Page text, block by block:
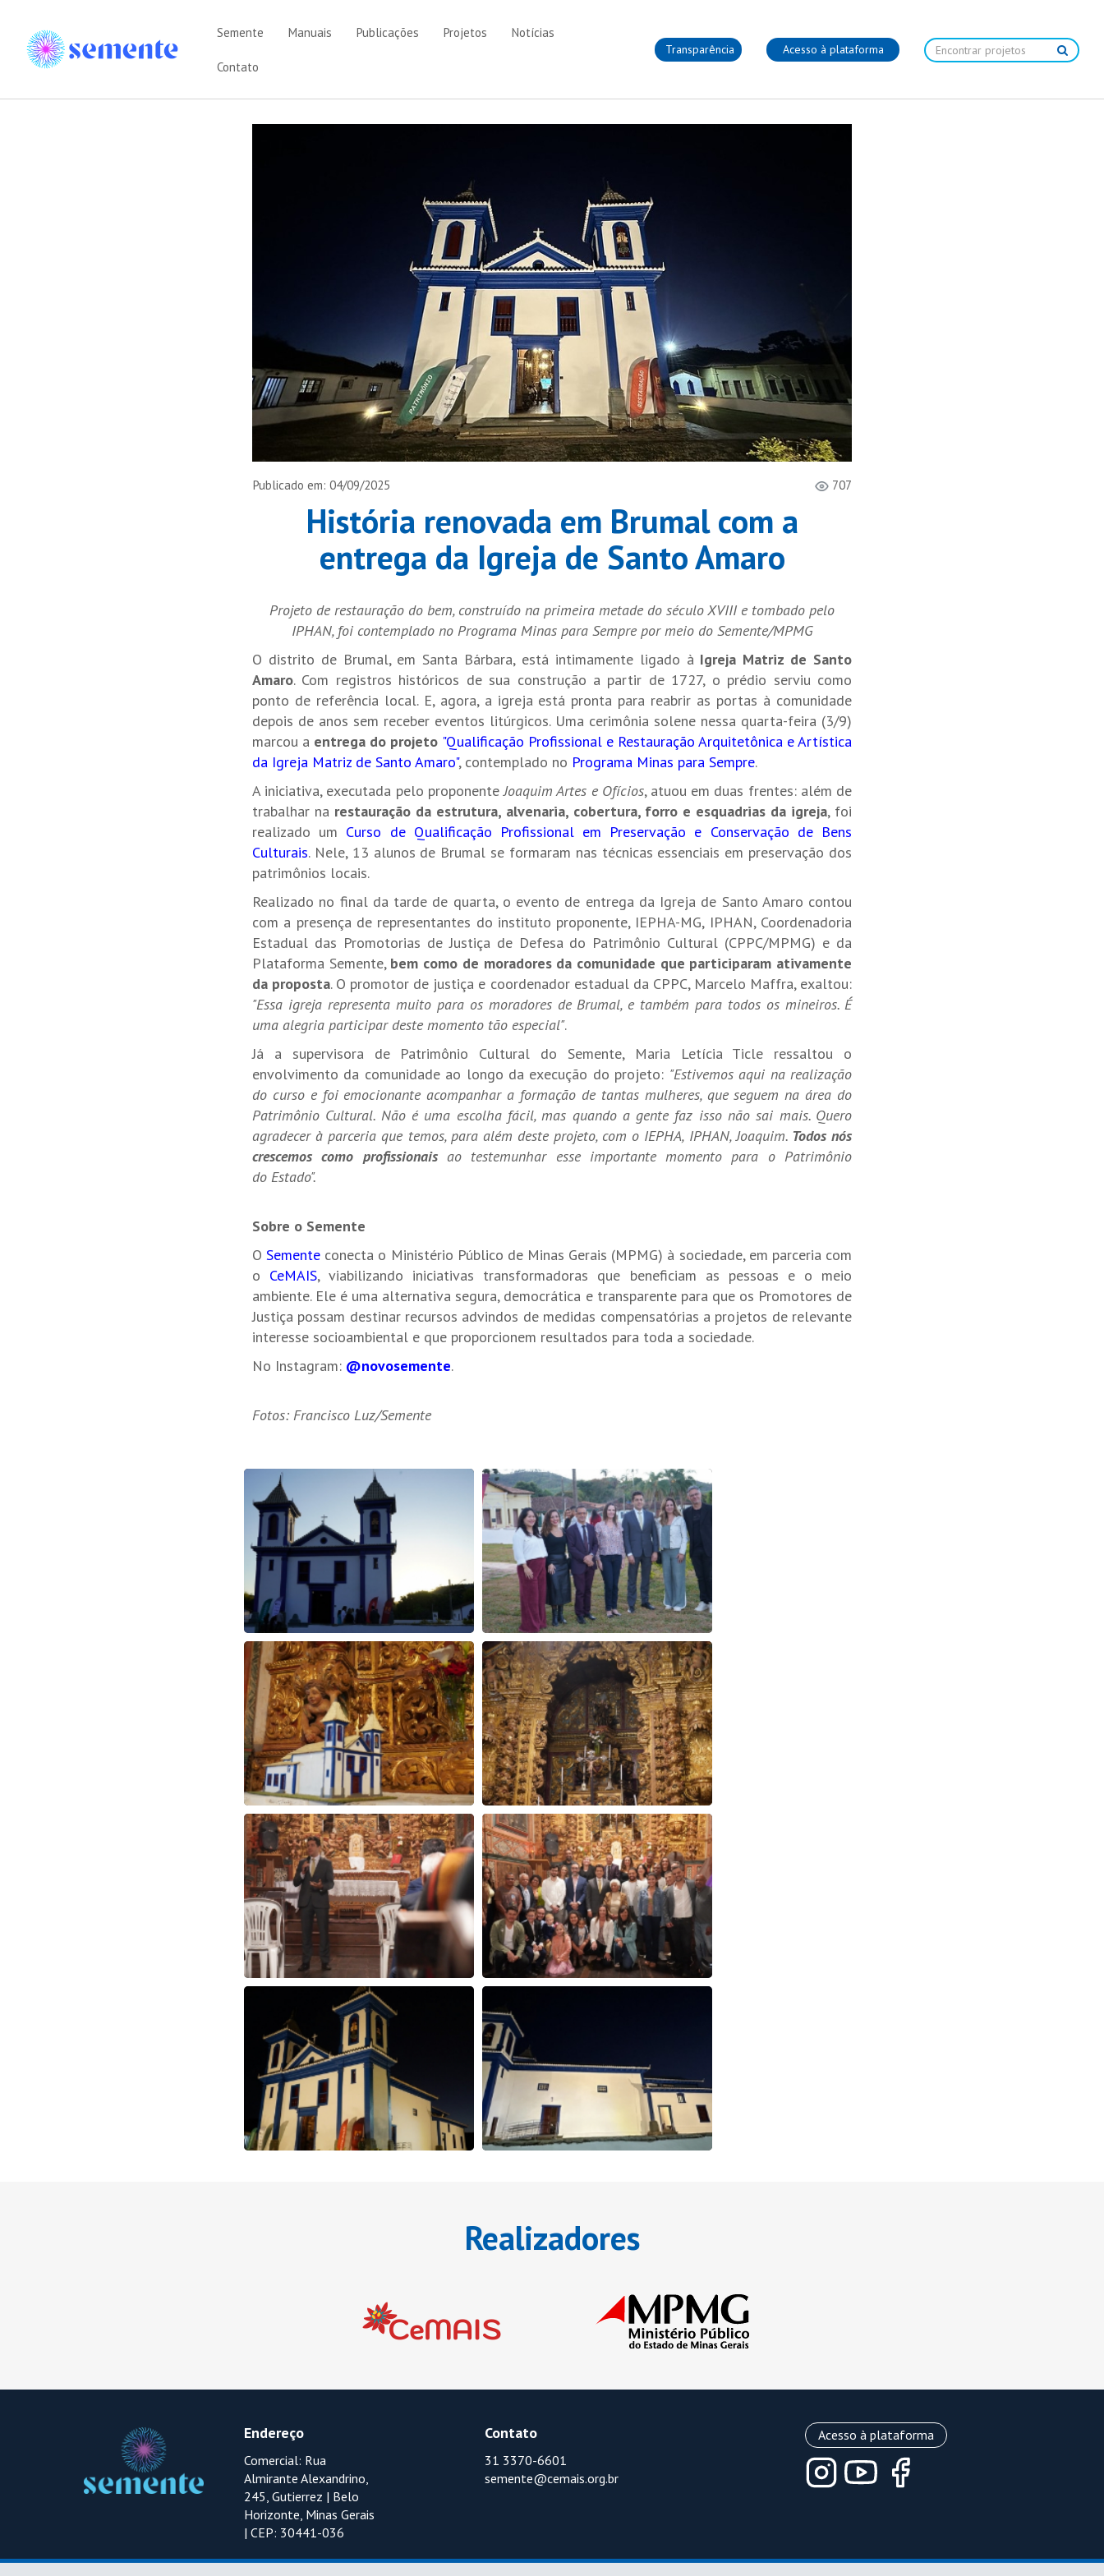
Semente Manuais Publicações Projetos Notícias
Contato
Transparência Acesso à plataforma
Publicado em: 04/09/2025 707
História renovada em Brumal com a
entrega da Igreja de Santo Amaro
Projeto de restauração do bem, construído na primeira metade do século XVIII e tombado pelo
IPHAN, foi contemplado no Programa Minas para Sempre por meio do Semente/MPMG
O distrito de Brumal, em Santa Bárbara, está intimamente ligado à Igreja Matriz de Santo
Amaro. Com registros históricos de sua construção a partir de 1727, o prédio serviu como
ponto de referência local. E, agora, a igreja está pronta para reabrir as portas à comunidade
depois de anos sem receber eventos litúrgicos. Uma cerimônia solene nessa quarta-feira (3/9)
marcou a entrega do projeto "Qualificação Profissional e Restauração Arquitetônica e Artística
da Igreja Matriz de Santo Amaro", contemplado no Programa Minas para Sempre.
A iniciativa, executada pelo proponenteJoaquim Artes e Ofícios, atuou em duas frentes: além de
trabalhar na restauração da estrutura, alvenaria, cobertura, forro e esquadrias da igreja, foi
realizado um Curso de Qualificação Profissional em Preservação e Conservação de Bens
Culturais. Nele, 13 alunos de Brumal se formaram nas técnicas essenciais em preservação dos
patrimônios locais.
Realizado no final da tarde de quarta, o evento de entrega da Igreja de Santo Amaro contou
com a presença de representantes do instituto proponente, IEPHA-MG, IPHAN, Coordenadoria
Estadual das Promotorias de Justiça de Defesa do Patrimônio Cultural (CPPC/MPMG) e da
Plataforma Semente, bem como de moradores da comunidade que participaram ativamente
da proposta. O promotor de justiça e coordenador estadual da CPPC, Marcelo Maffra, exaltou:
"Essa igreja representa muito para os moradores de Brumal, e também para todos os mineiros. É
uma alegria participar deste momento tão especial".
Já a supervisora de Patrimônio Cultural do Semente, Maria Letícia Ticle ressaltou o
envolvimento da comunidade ao longo da execução do projeto: "Estivemos aqui na realização
do curso e foi emocionante acompanhar a formação de tantas mulheres, que seguem na área do
Patrimônio Cultural. Não é uma escolha fácil, mas quando a gente faz isso não sai mais. Quero
agradecer à parceria que temos, para além deste projeto, com o IEPHA, IPHAN, Joaquim. Todos nós
crescemos como profissionaisao testemunhar esse importante momento para o Patrimônio
do Estado".
Sobre o Semente
OSemente conecta o Ministério Público de Minas Gerais (MPMG) à sociedade, em parceria com
o CeMAIS, viabilizando iniciativas transformadoras que beneficiam as pessoas e o meio
ambiente. Ele é uma alternativa segura, democrática e transparente para que os Promotores de
Justiça possam destinar recursos advindos de medidas compensatórias a projetos de relevante
interesse socioambiental e que proporcionem resultados para toda a sociedade.
No Instagram: @novosemente.
Fotos: Francisco Luz/Semente
Realizadores
Endereço
Comercial: Rua
Almirante Alexandrino,
245, Gutierrez | Belo
Horizonte, Minas Gerais
| CEP: 30441-036
Contato
31 3370-6601
semente@cemais.org.br
Acesso à plataforma